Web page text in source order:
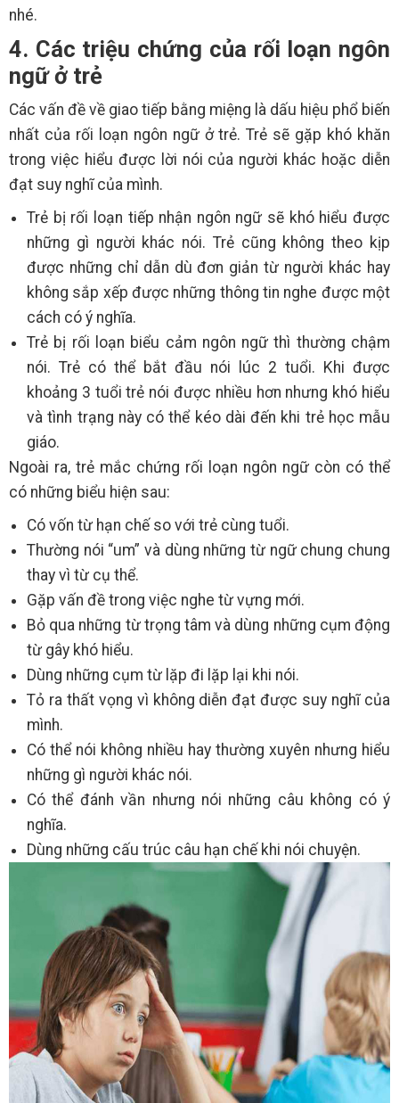
nhé.
4. Các triệu chứng của rối loạn ngôn
ngữ ở trẻ
Các vấn đề về giao tiếp bằng miệng là dấu hiệu phổ biến
nhất của rối loạn ngôn ngữ ở trẻ. Trẻ sẽ gặp khó khăn
trong việc hiểu được lời nói của người khác hoặc diễn
đạt suy nghĩ của mình.
Trẻ bị rối loạn tiếp nhận ngôn ngữ sẽ khó hiểu được
những gì người khác nói. Trẻ cũng không theo kịp
được những chỉ dẫn dù đơn giản từ người khác hay
không sắp xếp được những thông tin nghe được một
cách có ý nghĩa.
Trẻ bị rối loạn biểu cảm ngôn ngữ thì thường chậm
nói. Trẻ có thể bắt đầu nói lúc 2 tuổi. Khi được
khoảng 3 tuổi trẻ nói được nhiều hơn nhưng khó hiểu
và tình trạng này có thể kéo dài đến khi trẻ học mẫu
giáo.
Ngoài ra, trẻ mắc chứng rối loạn ngôn ngữ còn có thể
có những biểu hiện sau:
Có vốn từ hạn chế so với trẻ cùng tuổi.
Thường nói “um” và dùng những từ ngữ chung chung
thay vì từ cụ thể.
Gặp vấn đề trong việc nghe từ vựng mới.
Bỏ qua những từ trọng tâm và dùng những cụm động
từ gây khó hiểu.
Dùng những cụm từ lặp đi lặp lại khi nói.
Tỏ ra thất vọng vì không diễn đạt được suy nghĩ của
mình.
Có thể nói không nhiều hay thường xuyên nhưng hiểu
những gì người khác nói.
Có thể đánh vần nhưng nói những câu không có ý
nghĩa.
Dùng những cấu trúc câu hạn chế khi nói chuyện.